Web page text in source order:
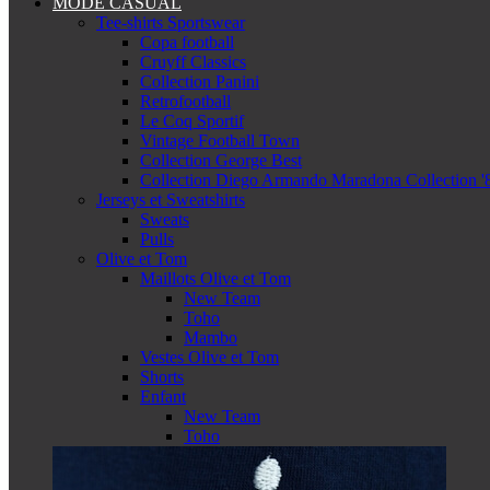
Tee-shirts Sportswear
Copa football
Cruyff Classics
Collection Panini
Retrofootball
Le Coq Sportif
Vintage Football Town
Collection George Best
Collection Diego Armando Maradona Collection
Jerseys et Sweatshirts
Sweats
Pulls
Olive et Tom
Maillots Olive et Tom
New Team
Toho
Mambo
Vestes Olive et Tom
Shorts
Enfant
New Team
Toho